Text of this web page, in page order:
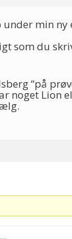
min ny
som du
“på
noget Lion